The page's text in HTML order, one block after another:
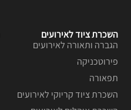
השכרת ציוד לאירועים
הגברה ותאורה לאירועים
פירוטכניקה
תפאורה
השכרת ציוד קריוקי לאירועים